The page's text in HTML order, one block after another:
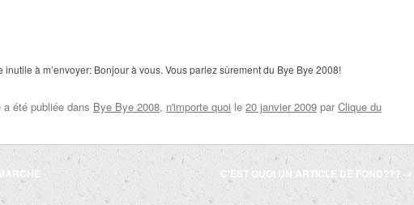
inutile à m’envoyer: Bonjour à vous. Vous parlez sûrement du Bye Bye 2008!
été publiée dans Bye Bye 2008, n'importe quoi le 20 janvier 2009 par Clique du
C'EST QUOI UN ARTICLE DE FOND??? →